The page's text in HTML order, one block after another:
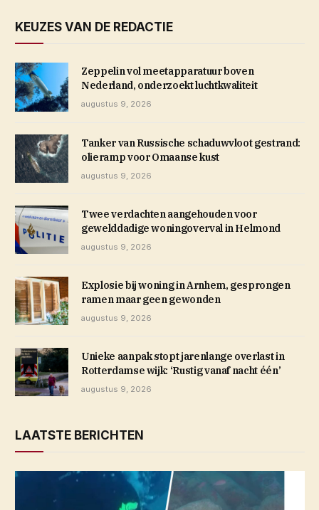
KEUZES VAN DE REDACTIE
Zeppelin vol meetapparatuur boven
Nederland, onderzoekt luchtkwaliteit
augustus 9, 2026
Tanker van Russische schaduwvloot gestrand:
olieramp voor Omaanse kust
augustus 9, 2026
Twee verdachten aangehouden voor
gewelddadige woningoverval in Helmond
augustus 9, 2026
Explosie bij woning in Arnhem, gesprongen
ramen maar geen gewonden
augustus 9, 2026
Unieke aanpak stopt jarenlange overlast in
Rotterdamse wijk: ‘Rustig vanaf nacht één’
augustus 9, 2026
LAATSTE BERICHTEN